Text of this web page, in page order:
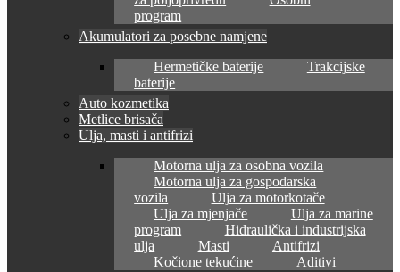
program
Akumulatori za posebne namjene
Hermetičke baterije
Trakcijske
baterije
Auto kozmetika
Metlice brisača
Ulja, masti i antifrizi
Motorna ulja za osobna vozila
Motorna ulja za gospodarska
vozila
Ulja za motorkotače
Ulja za mjenjače
Ulja za marine
program
Hidraulička i industrijska
ulja
Masti
Antifrizi
Kočione tekućine
Aditivi